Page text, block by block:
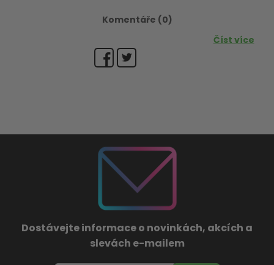
Komentáře (0)
Číst více
Dostávejte informace o novinkách, akcích a
slevách e-mailem